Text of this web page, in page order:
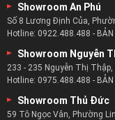
Showroom An Phú
Số 8 Lương Định Của,
Hotline: 0922.488.488 -
Showroom Nguyễn
233 - 235 Nguyễn Thị
Hotline: 0975.488.488 -
Showroom Thủ Đức
59 Tô Ngọc Vân, Phường